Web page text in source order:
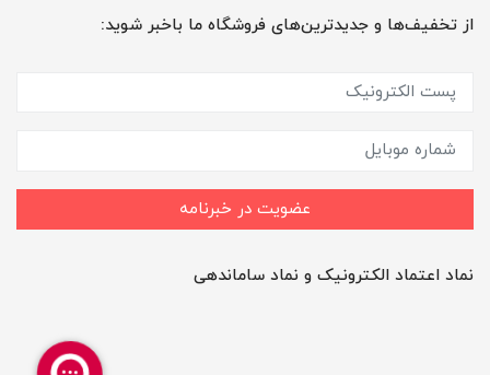
از تخفیف‌ها و جدیدترین‌های فروشگاه ما باخبر شوید:
عضویت در خبرنامه
نماد اعتماد الکترونیک و نماد ساماندهی